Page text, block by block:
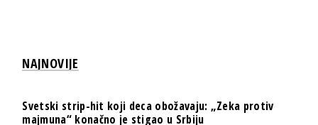
NAJNOVIJE
Svetski strip-hit koji deca obožavaju: „Zeka protiv
majmuna“ konačno je stigao u Srbiju